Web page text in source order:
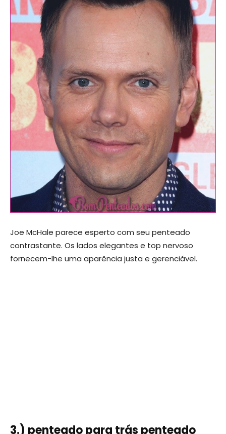
Joe McHale parece esperto com seu penteado
contrastante. Os lados elegantes e top nervoso
fornecem-lhe uma aparência justa e gerenciável.
3.) penteado para trás penteado